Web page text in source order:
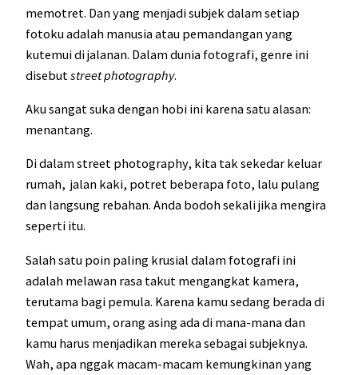
memotret. Dan yang menjadi subjek dalam setiap
fotoku adalah manusia atau pemandangan yang
kutemui di jalanan. Dalam dunia fotografi, genre ini
disebut streetphotography.
Aku sangat suka dengan hobi ini karena satu alasan:
menantang.
Di dalam street photography, kita tak sekedar keluar
rumah, jalan kaki, potret beberapa foto, lalu pulang
dan langsung rebahan. Anda bodoh sekali jika mengira
seperti itu.
Salah satu poin paling krusial dalam fotografi ini
adalah melawan rasa takut mengangkat kamera,
terutama bagi pemula. Karena kamu sedang berada di
tempat umum, orang asing ada di mana-mana dan
kamu harus menjadikan mereka sebagai subjeknya.
Wah, apa nggak macam-macam kemungkinan yang